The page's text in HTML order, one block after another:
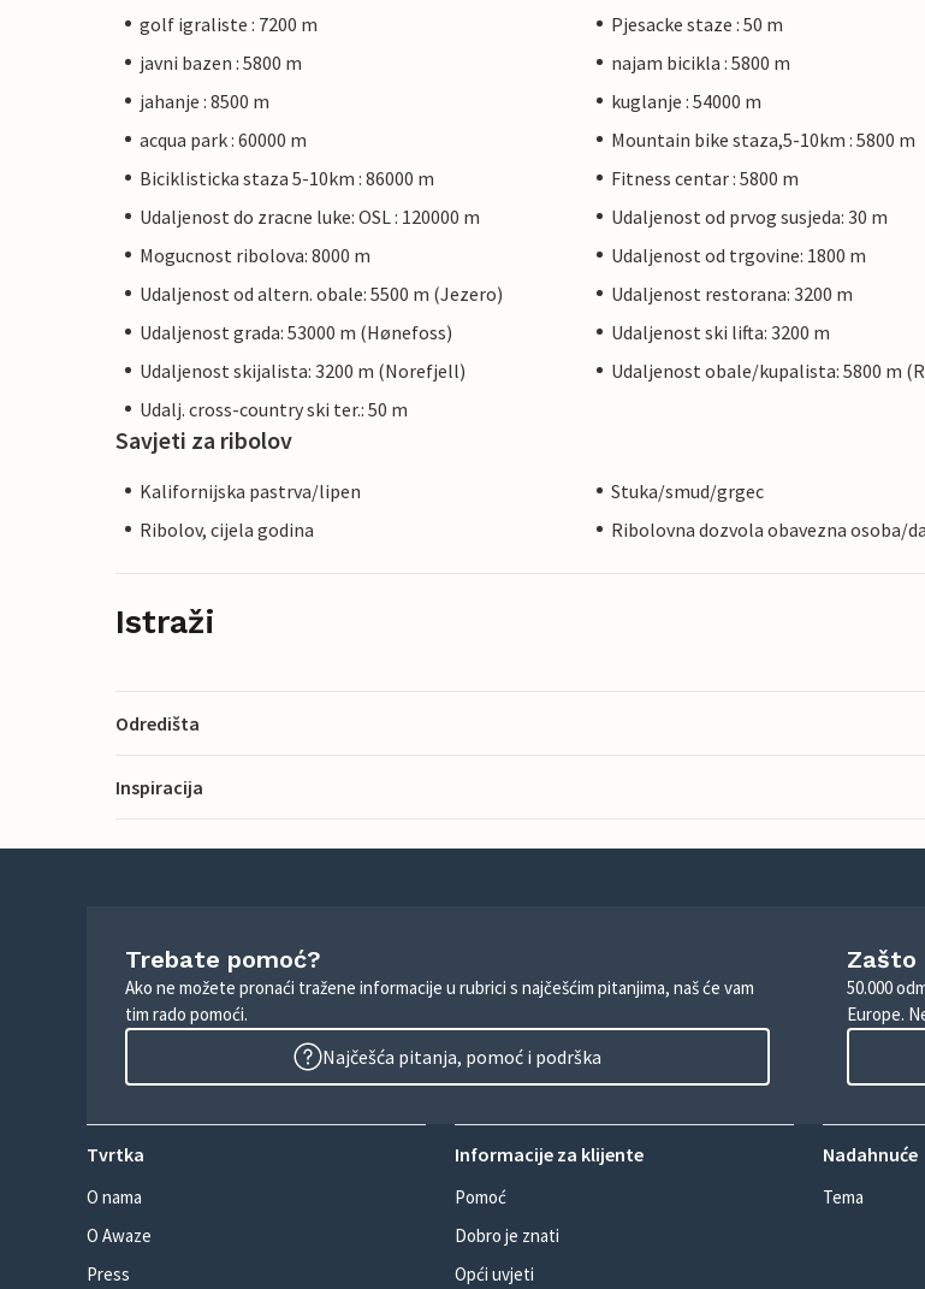
golf igraliste : 7200 m
Pjesacke staze : 50 m
javni bazen : 5800 m
najam bicikla : 5800 m
jahanje : 8500 m
kuglanje : 54000 m
acqua park : 60000 m
Mountain bike staza,5-10km : 5800 m
Biciklisticka staza 5-10km : 86000 m
Fitness centar : 5800 m
Udaljenost do zracne luke: OSL : 120000 m
Udaljenost od prvog susjeda: 30 m
Mogucnost ribolova: 8000 m
Udaljenost od trgovine: 1800 m
Udaljenost od altern. obale: 5500 m (Jezero)
Udaljenost restorana: 3200 m
Udaljenost grada: 53000 m (Hønefoss)
Udaljenost ski lifta: 3200 m
Udaljenost skijalista: 3200 m (Norefjell)
Udaljenost obale/kupalista: 5800 m
Udalj. cross-country ski ter.: 50 m
Savjeti za ribolov
Kalifornijska pastrva/lipen
Stuka/smud/grgec
Ribolov, cijela godina
Ribolovna dozvola obavezna osoba/
Istraži
Odredišta
Inspiracija
Trebate pomoć?
Ako ne možete pronaći tražene informacije u rubrici s najčešćim pitanjima, naš će vam
tim rado pomoći.
Najčešća pitanja, pomoć i podrška
Zašto
50.000
Europe.
Tvrtka
O nama
O Awaze
Press
Informacije za klijente
Pomoć
Dobro je znati
Opći uvjeti
Nadahnuće
Tema